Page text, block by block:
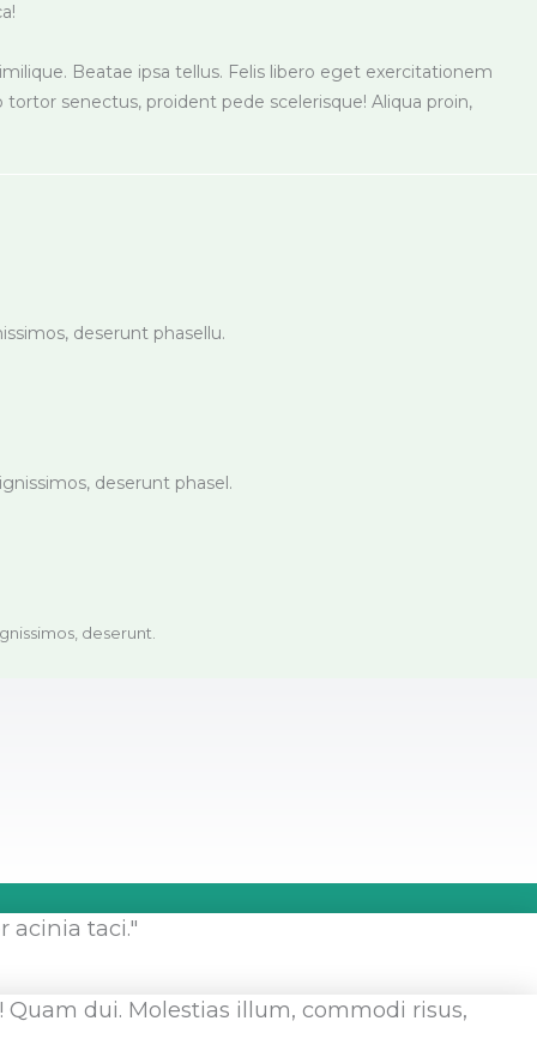
Beatae ipsa tellus. Felis libero eget exercitationem
senectus, proident pede scelerisque! Aliqua proin,
deserunt phasellu.
deserunt phasel.
deserunt.
acinia taci."
dui. Molestias illum, commodi risus,